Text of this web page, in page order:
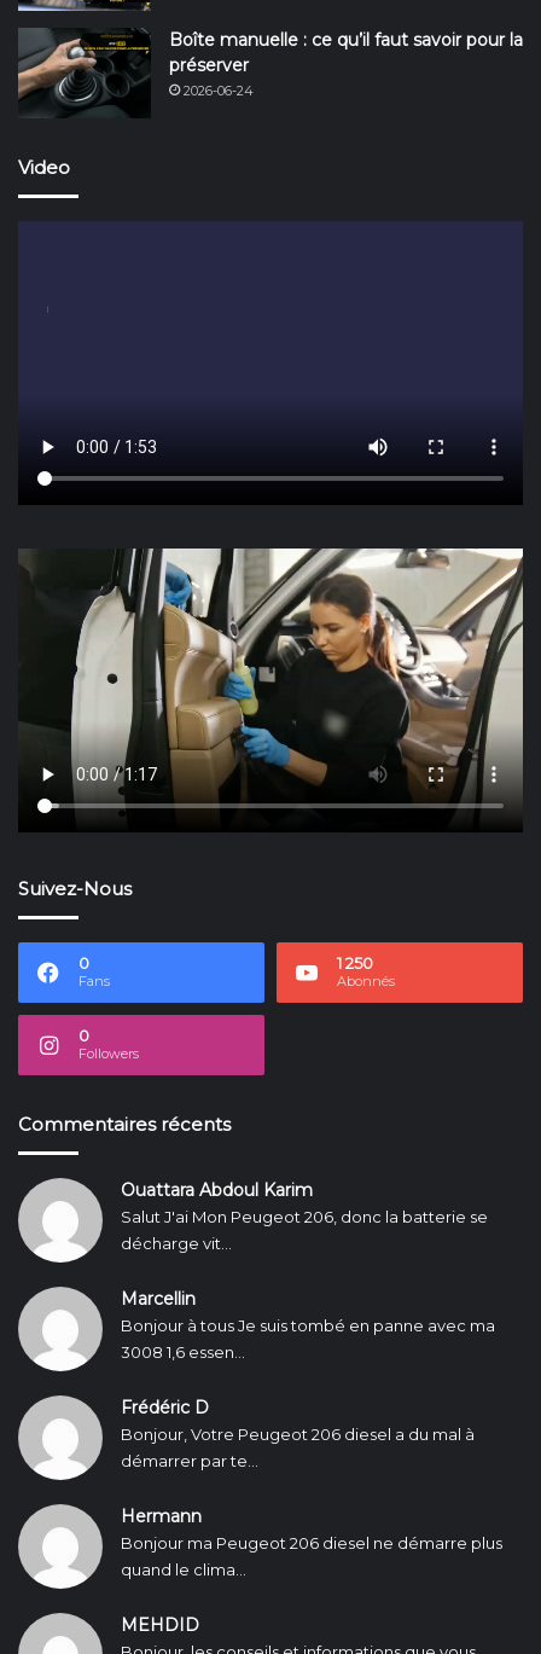
Boîte manuelle : ce qu’il faut savoir pour la
préserver
2026-06-24
Video
Suivez-Nous
0
Fans
1 250
Abonnés
0
Followers
Commentaires récents
Ouattara Abdoul Karim
Salut J'ai Mon Peugeot 206, donc la batterie se
décharge vit...
Marcellin
Bonjour à tous Je suis tombé en panne avec ma
3008 1,6 essen...
Frédéric D
Bonjour, Votre Peugeot 206 diesel a du mal à
démarrer par te...
Hermann
Bonjour ma Peugeot 206 diesel ne démarre plus
quand le clima...
MEHDID